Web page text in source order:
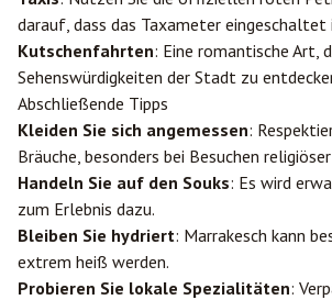
darauf, dass das Taxameter eingeschaltet
Kutschenfahrten: Eine romantische Art,
Sehenswürdigkeiten der Stadt zu
Abschließende Tipps
Kleiden Sie sich angemessen:
Bräuche, besonders bei Besuchen
Handeln Sie auf den Souks: Es wird
zum Erlebnis dazu.
Bleiben Sie hydriert: Marrakesch kann
extrem heiß werden.
Probieren Sie lokale Spezialitäten: